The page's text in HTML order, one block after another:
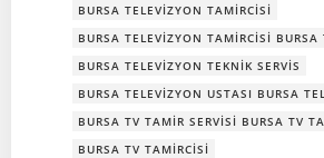
BURSA TELEVIZYON TAMIRCISI
BURSA TELEVIZYON TAMIRCISI BURSA
BURSA TELEVIZYON TEKNIK SERVIS
BURSA TELEVIZYON USTASI BURSA
BURSA TV TAMIR SERVISI BURSA TV
BURSA TV TAMIRCISI